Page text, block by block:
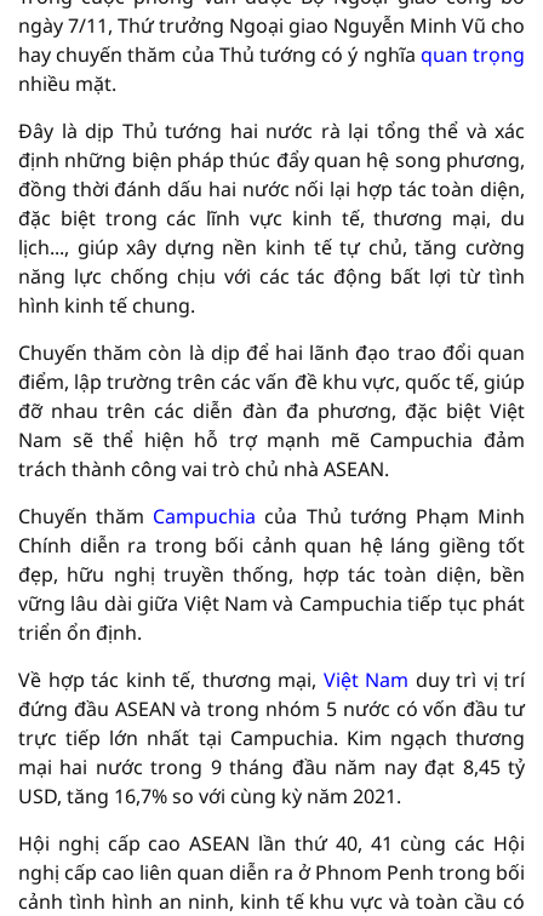
ngày 7/11, Thứ trưởng Ngoại giao Nguyễn Minh Vũ cho
hay chuyến thăm của Thủ tướng có ý nghĩa quan trọng
nhiều mặt.
Đây là dịp Thủ tướng hai nước rà lại tổng thể và xác
định những biện pháp thúc đẩy quan hệ song phương,
đồng thời đánh dấu hai nước nối lại hợp tác toàn diện,
đặc biệt trong các lĩnh vực kinh tế, thương mại, du
lịch..., giúp xây dựng nền kinh tế tự chủ, tăng cường
năng lực chống chịu với các tác động bất lợi từ tình
hình kinh tế chung.
Chuyến thăm còn là dịp để hai lãnh đạo trao đổi quan
điểm, lập trường trên các vấn đề khu vực, quốc tế, giúp
đỡ nhau trên các diễn đàn đa phương, đặc biệt Việt
Nam sẽ thể hiện hỗ trợ mạnh mẽ Campuchia đảm
trách thành công vai trò chủ nhà ASEAN.
Chuyến thăm Campuchia của Thủ tướng Phạm Minh
Chính diễn ra trong bối cảnh quan hệ láng giềng tốt
đẹp, hữu nghị truyền thống, hợp tác toàn diện, bền
vững lâu dài giữa Việt Nam và Campuchia tiếp tục phát
triển ổn định.
Về hợp tác kinh tế, thương mại, Việt Nam duy trì vị trí
đứng đầu ASEAN và trong nhóm 5 nước có vốn đầu tư
trực tiếp lớn nhất tại Campuchia. Kim ngạch thương
mại hai nước trong 9 tháng đầu năm nay đạt 8,45 tỷ
USD, tăng 16,7% so với cùng kỳ năm 2021.
Hội nghị cấp cao ASEAN lần thứ 40, 41 cùng các Hội
nghị cấp cao liên quan diễn ra ở Phnom Penh trong bối
cảnh tình hình an ninh, kinh tế khu vực và toàn cầu có